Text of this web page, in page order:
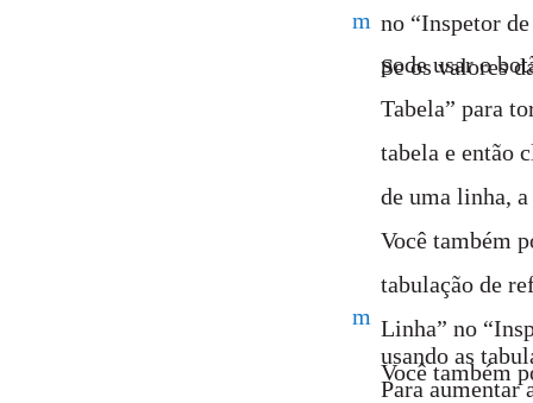
no “Inspetor
Se os valores
m
pode usar o
Tabela” para
tabela e então
de uma linha,
Você também
tabulação de
Linha” no
Você também
m
usando as
Para aumentar